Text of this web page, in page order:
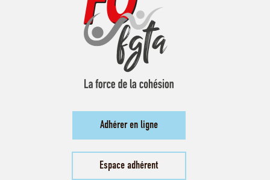
Adhérer en ligne
Espace adhérent